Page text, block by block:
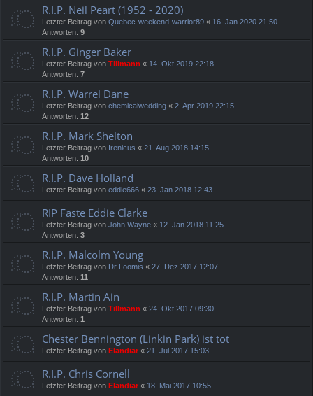
R.I.P. Neil Peart (1952 - 2020)
Letzter Beitrag von Quebec-weekend-warrior89 « 16. Jan 2020 21:50
Antworten: 9
R.I.P. Ginger Baker
Letzter Beitrag von Tillmann « 14. Okt 2019 22:18
Antworten: 7
R.I.P. Warrel Dane
Letzter Beitrag von chemicalwedding « 2. Apr 2019 22:15
Antworten: 12
R.I.P. Mark Shelton
Letzter Beitrag von Irenicus « 21. Aug 2018 14:15
Antworten: 10
R.I.P. Dave Holland
Letzter Beitrag von eddie666 « 23. Jan 2018 12:43
RIP Faste Eddie Clarke
Letzter Beitrag von John Wayne « 12. Jan 2018 11:25
Antworten: 3
R.I.P. Malcolm Young
Letzter Beitrag von Dr Loomis « 27. Dez 2017 12:07
Antworten: 11
R.I.P. Martin Ain
Letzter Beitrag von Tillmann « 24. Okt 2017 09:30
Antworten: 1
Chester Bennington (Linkin Park) ist tot
Letzter Beitrag von Elandiar « 21. Jul 2017 15:03
R.I.P. Chris Cornell
Letzter Beitrag von Elandiar « 18. Mai 2017 10:55